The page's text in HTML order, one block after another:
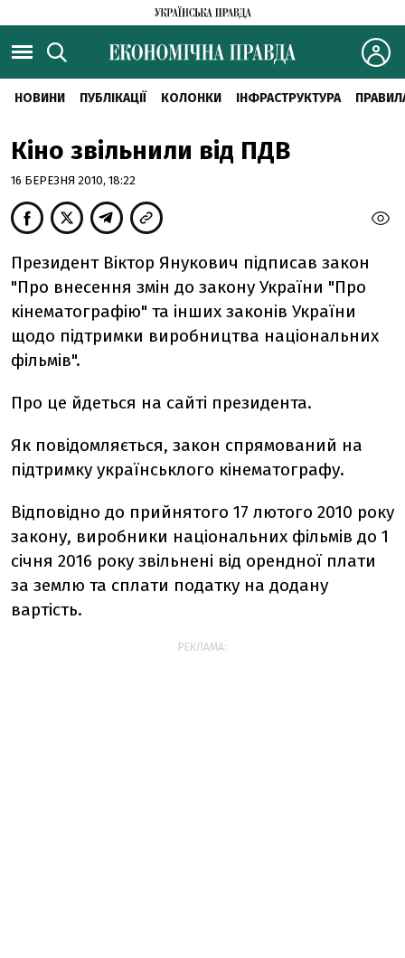
НОВИНИ ПУБЛІКАЦІЇ КОЛОНКИ ІНФРАСТРУКТУРА
Кіно звільнили від ПДВ
16 БЕРЕЗНЯ 2010, 18:22
Президент Віктор Янукович підписав закон
"Про внесення змін до закону України "Про
кінематографію" та інших законів України
щодо підтримки виробництва національних
фільмів".
Про це йдеться на сайті президента.
Як повідомляється, закон спрямований на
підтримку українськлого кінематографу.
Відповідно до прийнятого 17 лютого 2010 року
закону, виробники національних фільмів до 1
січня 2016 року звільнені від орендної плати
за землю та сплати податку на додану
вартість.
РЕКЛАМА: